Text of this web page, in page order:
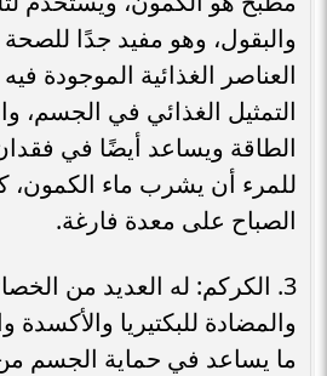
والبقول، وهو مفيد جدًا
العناصر الغذائية الموجودة
التمثيل الغذائي في الجسم،
الطاقة ويساعد أيضًا في
للمرء أن يشرب ماء
الصباح على معدة فارغة.
3. الكركم: له العديد من
والمضادة للبكتيريا والأكسدة
ما يساعد في حماية الجسم